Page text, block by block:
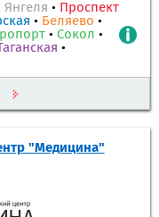
• Проспект
• Беляево •
• Сокол •
•
"Медицина"